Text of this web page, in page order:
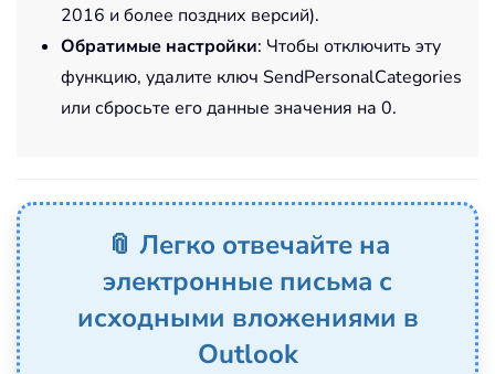
2016 и более поздних версий).
Обратимые настройки: Чтобы отключить эту
функцию, удалите ключ SendPersonalCategories
или сбросьте его данные значения на 0.
📎 Легко отвечайте на
электронные письма с
исходными вложениями в
Outlook